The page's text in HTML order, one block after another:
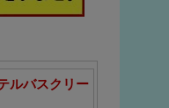
ルバスクリー